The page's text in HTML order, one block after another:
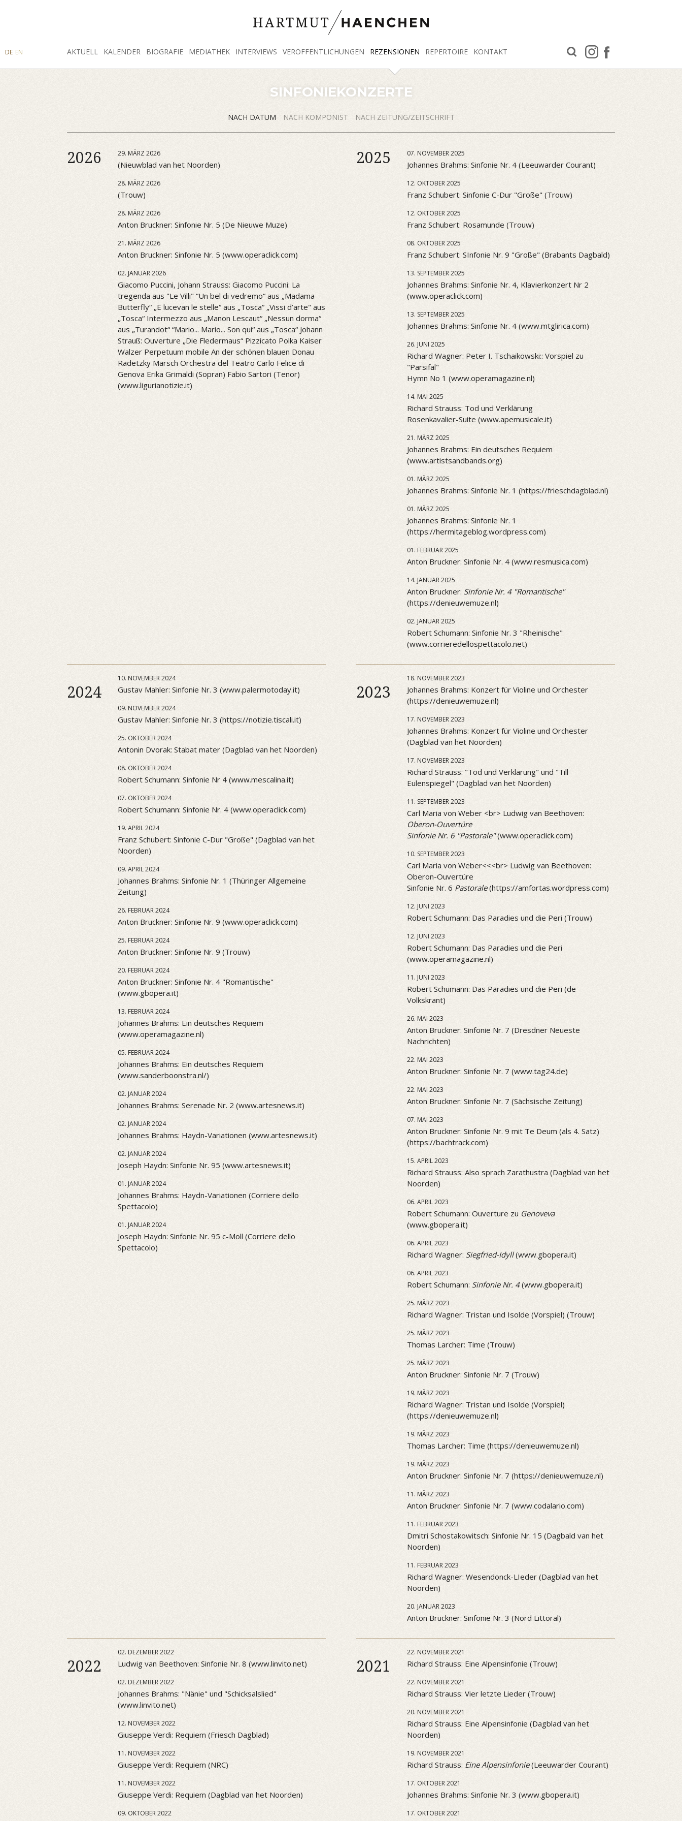
AKTUELL KALENDER BIOGRAFIE MEDIATHEK INTERVIEWS VERÖFFENTLICHUNGEN REZENSIONEN REPERTOIRE KONTAKT
FACEBOOK
INSTAGRAM
SUCHE
DE EN
SINFONIEKONZERTE
NACH DATUM NACH KOMPONIST NACH ZEITUNG/ZEITSCHRIFT
2026 29. MÄRZ 2026
(Nieuwblad van het Noorden)
28. MÄRZ 2026
(Trouw)
28. MÄRZ 2026
Anton Bruckner: Sinfonie Nr. 5 (De Nieuwe Muze)
21. MÄRZ 2026
Anton Bruckner: Sinfonie Nr. 5 (www.operaclick.com)
02. JANUAR 2026
Giacomo Puccini, Johann Strauss: Giacomo Puccini: La
tregenda aus "Le Villi" “Un bel di vedremo“ aus „Madama
Butterfly“ „E lucevan le stelle“ aus „Tosca“ „Vissi d’arte" aus
„Tosca“ Intermezzo aus „Manon Lescaut“ „Nessun dorma“
aus „Turandot“ “Mario... Mario... Son qui“ aus „Tosca“ Johann
Strauß: Ouverture „Die Fledermaus“ Pizzicato Polka Kaiser
Walzer Perpetuum mobile An der schönen blauen Donau
Radetzky Marsch Orchestra del Teatro Carlo Felice di
Genova Erika Grimaldi (Sopran) Fabio Sartori (Tenor)
(www.ligurianotizie.it)
2025 07. NOVEMBER 2025
Johannes Brahms: Sinfonie Nr. 4 (Leeuwarder Courant)
12. OKTOBER 2025
Franz Schubert: Sinfonie C-Dur "Große" (Trouw)
12. OKTOBER 2025
Franz Schubert: Rosamunde (Trouw)
08. OKTOBER 2025
Franz Schubert: SInfonie Nr. 9 "Große" (Brabants Dagbald)
13. SEPTEMBER 2025
Johannes Brahms: Sinfonie Nr. 4, Klavierkonzert Nr 2
(www.operaclick.com)
13. SEPTEMBER 2025
Johannes Brahms: Sinfonie Nr. 4 (www.mtglirica.com)
26. JUNI 2025
Richard Wagner: Peter I. Tschaikowski:: Vorspiel zu
"Parsifal"
Hymn No 1 (www.operamagazine.nl)
14. MAI 2025
Richard Strauss: Tod und Verklärung
Rosenkavalier-Suite (www.apemusicale.it)
21. MÄRZ 2025
Johannes Brahms: Ein deutsches Requiem
(www.artistsandbands.org)
01. MÄRZ 2025
Johannes Brahms: Sinfonie Nr. 1 (https://frieschdagblad.nl)
01. MÄRZ 2025
Johannes Brahms: Sinfonie Nr. 1
(https://hermitageblog.wordpress.com)
01. FEBRUAR 2025
Anton Bruckner: Sinfonie Nr. 4 (www.resmusica.com)
14. JANUAR 2025
Anton Bruckner: Sinfonie Nr. 4 "Romantische"
(https://denieuwemuze.nl)
02. JANUAR 2025
Robert Schumann: Sinfonie Nr. 3 "Rheinische"
(www.corrieredellospettacolo.net)
2024
10. NOVEMBER 2024
Gustav Mahler: Sinfonie Nr. 3 (www.palermotoday.it)
09. NOVEMBER 2024
Gustav Mahler: Sinfonie Nr. 3 (https://notizie.tiscali.it)
25. OKTOBER 2024
Antonin Dvorak: Stabat mater (Dagblad van het Noorden)
08. OKTOBER 2024
Robert Schumann: Sinfonie Nr 4 (www.mescalina.it)
07. OKTOBER 2024
Robert Schumann: Sinfonie Nr. 4 (www.operaclick.com)
19. APRIL 2024
Franz Schubert: Sinfonie C-Dur "Große" (Dagblad van het
Noorden)
09. APRIL 2024
Johannes Brahms: Sinfonie Nr. 1 (Thüringer Allgemeine
Zeitung)
26. FEBRUAR 2024
Anton Bruckner: Sinfonie Nr. 9 (www.operaclick.com)
25. FEBRUAR 2024
Anton Bruckner: Sinfonie Nr. 9 (Trouw)
20. FEBRUAR 2024
Anton Bruckner: Sinfonie Nr. 4 "Romantische"
(www.gbopera.it)
13. FEBRUAR 2024
Johannes Brahms: Ein deutsches Requiem
(www.operamagazine.nl)
05. FEBRUAR 2024
Johannes Brahms: Ein deutsches Requiem
(www.sanderboonstra.nl/)
02. JANUAR 2024
Johannes Brahms: Serenade Nr. 2 (www.artesnews.it)
02. JANUAR 2024
Johannes Brahms: Haydn-Variationen (www.artesnews.it)
02. JANUAR 2024
Joseph Haydn: Sinfonie Nr. 95 (www.artesnews.it)
01. JANUAR 2024
Johannes Brahms: Haydn-Variationen (Corriere dello
Spettacolo)
01. JANUAR 2024
Joseph Haydn: Sinfonie Nr. 95 c-Moll (Corriere dello
Spettacolo)
2023
18. NOVEMBER 2023
Johannes Brahms: Konzert für Violine und Orchester
(https://denieuwemuze.nl)
17. NOVEMBER 2023
Johannes Brahms: Konzert für Violine und Orchester
(Dagblad van het Noorden)
17. NOVEMBER 2023
Richard Strauss: "Tod und Verklärung" und "Till
Eulenspiegel" (Dagblad van het Noorden)
11. SEPTEMBER 2023
Carl Maria von Weber <br> Ludwig van Beethoven:
Oberon-Ouvertüre
Sinfonie Nr. 6 "Pastorale"(www.operaclick.com)
10. SEPTEMBER 2023
Carl Maria von Weber<<<br> Ludwig van Beethoven:
Oberon-Ouvertüre
Sinfonie Nr. 6 Pastorale(https://amfortas.wordpress.com)
12. JUNI 2023
Robert Schumann: Das Paradies und die Peri (Trouw)
12. JUNI 2023
Robert Schumann: Das Paradies und die Peri
(www.operamagazine.nl)
11. JUNI 2023
Robert Schumann: Das Paradies und die Peri (de
Volkskrant)
26. MAI 2023
Anton Bruckner: Sinfonie Nr. 7 (Dresdner Neueste
Nachrichten)
22. MAI 2023
Anton Bruckner: Sinfonie Nr. 7 (www.tag24.de)
22. MAI 2023
Anton Bruckner: Sinfonie Nr. 7 (Sächsische Zeitung)
07. MAI 2023
Anton Bruckner: Sinfonie Nr. 9 mit Te Deum (als 4. Satz)
(https://bachtrack.com)
15. APRIL 2023
Richard Strauss: Also sprach Zarathustra (Dagblad van het
Noorden)
06. APRIL 2023
Robert Schumann: Ouverture zu Genoveva
(www.gbopera.it)
06. APRIL 2023
Richard Wagner: Siegfried-Idyll(www.gbopera.it)
06. APRIL 2023
Robert Schumann: Sinfonie Nr. 4(www.gbopera.it)
25. MÄRZ 2023
Richard Wagner: Tristan und Isolde (Vorspiel) (Trouw)
25. MÄRZ 2023
Thomas Larcher: Time (Trouw)
25. MÄRZ 2023
Anton Bruckner: Sinfonie Nr. 7 (Trouw)
19. MÄRZ 2023
Richard Wagner: Tristan und Isolde (Vorspiel)
(https://denieuwemuze.nl)
19. MÄRZ 2023
Thomas Larcher: Time (https://denieuwemuze.nl)
19. MÄRZ 2023
Anton Bruckner: Sinfonie Nr. 7 (https://denieuwemuze.nl)
11. MÄRZ 2023
Anton Bruckner: Sinfonie Nr. 7 (www.codalario.com)
11. FEBRUAR 2023
Dmitri Schostakowitsch: Sinfonie Nr. 15 (Dagbald van het
Noorden)
11. FEBRUAR 2023
Richard Wagner: Wesendonck-LIeder (Dagblad van het
Noorden)
20. JANUAR 2023
Anton Bruckner: Sinfonie Nr. 3 (Nord Littoral)
2022
02. DEZEMBER 2022
Ludwig van Beethoven: Sinfonie Nr. 8 (www.linvito.net)
02. DEZEMBER 2022
Johannes Brahms: "Nänie" und "Schicksalslied"
(www.linvito.net)
12. NOVEMBER 2022
Giuseppe Verdi: Requiem (Friesch Dagblad)
11. NOVEMBER 2022
Giuseppe Verdi: Requiem (NRC)
11. NOVEMBER 2022
Giuseppe Verdi: Requiem (Dagblad van het Noorden)
09. OKTOBER 2022
2021
22. NOVEMBER 2021
Richard Strauss: Eine Alpensinfonie (Trouw)
22. NOVEMBER 2021
Richard Strauss: Vier letzte Lieder (Trouw)
20. NOVEMBER 2021
Richard Strauss: Eine Alpensinfonie (Dagblad van het
Noorden)
19. NOVEMBER 2021
Richard Strauss: Eine Alpensinfonie(Leeuwarder Courant)
17. OKTOBER 2021
Johannes Brahms: Sinfonie Nr. 3 (www.gbopera.it)
17. OKTOBER 2021